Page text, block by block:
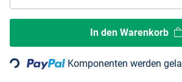
In den Warenkorb
Loading... Komponenten werden